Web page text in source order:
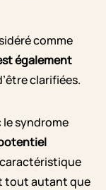
comme
également
clarifiées.
le syndrome
caractéristique
tout autant que